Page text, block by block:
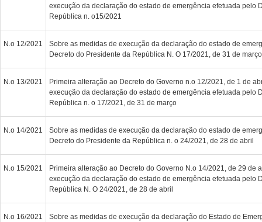
execução da declaração do estado de emergência efetuada pelo
República n. o15/2021
N.o 12/2021
Sobre as medidas de execução da declaração do estado de
Decreto do Presidente da República N. O 17/2021, de 31 de março
N.o 13/2021
Primeira alteração ao Decreto do Governo n.o 12/2021, de 1 de
execução da declaração do estado de emergência efetuada pelo
República n. o 17/2021, de 31 de março
N.o 14/2021
Sobre as medidas de execução da declaração do estado de
Decreto do Presidente da República n. o 24/2021, de 28 de abril
N.o 15/2021
Primeira alteração ao Decreto do Governo N.o 14/2021, de 29 de
execução da declaração do estado de emergência efetuada pelo
República N. O 24/2021, de 28 de abril
N.o 16/2021
Sobre as medidas de execução da declaração do Estado de